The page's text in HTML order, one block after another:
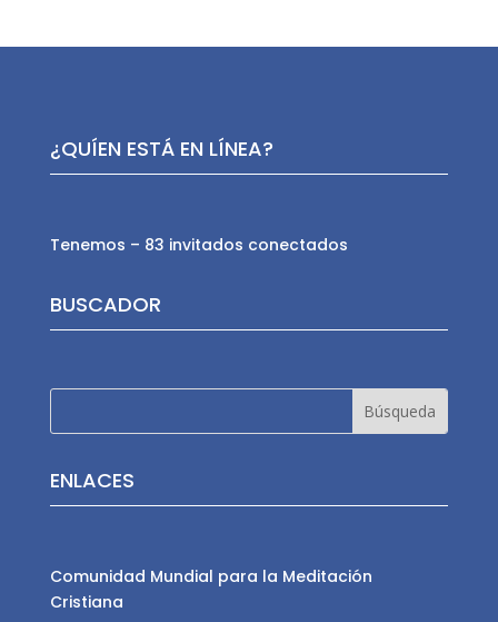
¿QUÍEN ESTÁ EN LÍNEA?
Tenemos – 83 invitados conectados
BUSCADOR
ENLACES
Comunidad Mundial para la Meditación
Cristiana